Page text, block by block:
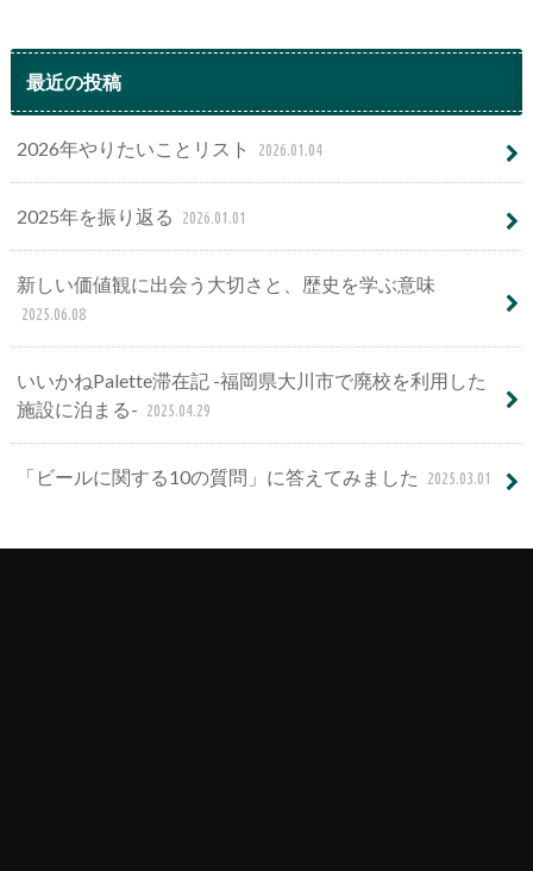
最近の投稿
2026年やりたいことリスト 2026.01.04
2025年を振り返る 2026.01.01
新しい価値観に出会う大切さと、歴史を学ぶ意味
2025.06.08
いいかねPalette滞在記 -福岡県大川市で廃校を利用した
施設に泊まる- 2025.04.29
「ビールに関する10の質問」に答えてみました 2025.03.01